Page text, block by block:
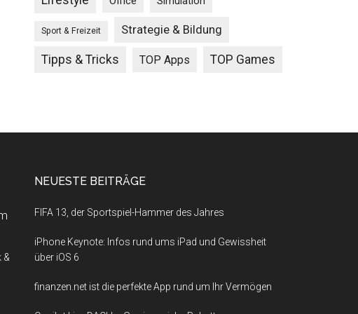
Sport & Freizeit Strategie & Bildung
Tipps & Tricks TOP Apps TOP Games
&
NEUESTE BEITRÄGE
FIFA 13, der Sportspiel-Hammer des Jahres
iPhone Keynote: Infos rund ums iPad und Gewissheit
über iOS 6
finanzen.net ist die perfekte App rund um Ihr Vermögen